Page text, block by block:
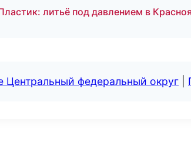
литьё под давлением в
Центральный федеральный округ